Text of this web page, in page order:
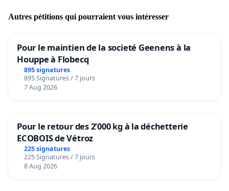
Autres pétitions qui pourraient vous intéresser
Pour le maintien de la societé Geenens à la
Houppe à Flobecq
895 signatures
895 Signatures / 7 jours
7 Aug 2026
Pour le retour des 2’000 kg à la déchetterie
ECOBOIS de Vétroz
225 signatures
225 Signatures / 7 jours
8 Aug 2026